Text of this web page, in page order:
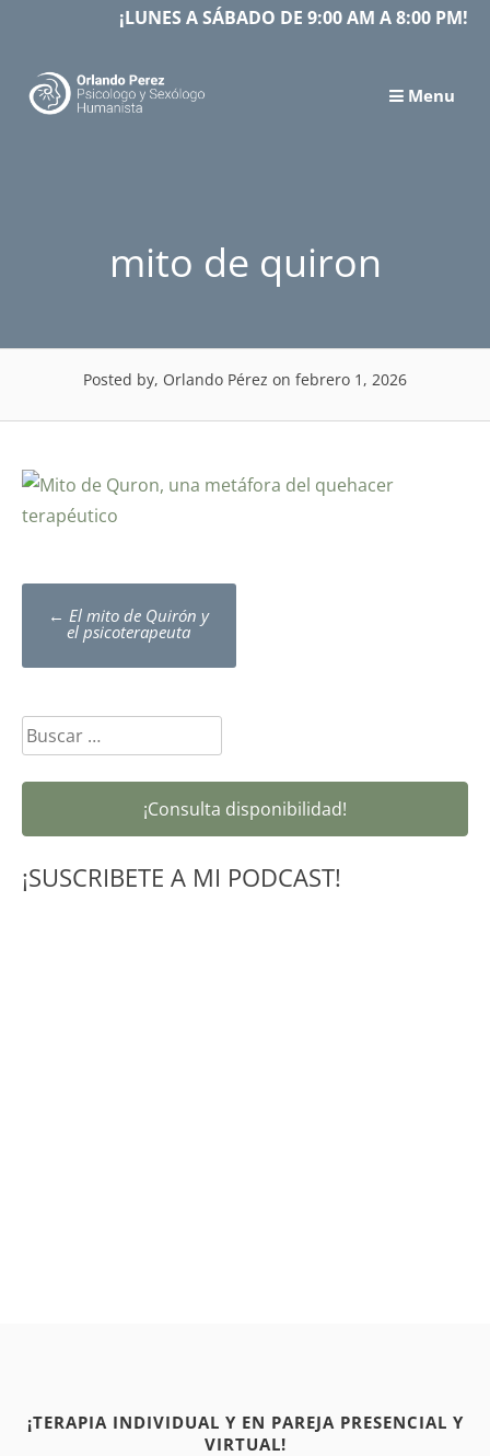
content
¡LUNES A SÁBADO DE 9:00 AM A 8:00 PM!
Menu
mito de quiron
Posted by, Orlando Pérez on febrero 1, 2026
Post
navigation
← El mito de Quirón y
el psicoterapeuta
Buscar:
¡Consulta disponibilidad!
¡SUSCRIBETE A MI PODCAST!
¡TERAPIA INDIVIDUAL Y EN PAREJA PRESENCIAL Y
VIRTUAL!